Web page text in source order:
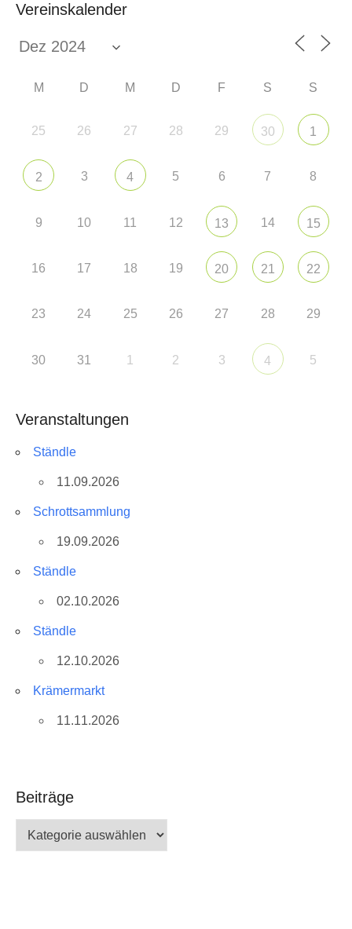
Vereinskalender
M D M D F S S
25 26 27 28 29 30 1
2 3 4 5 6 7 8
9 10 11 12 13 14 15
16 17 18 19 20 21 22
23 24 25 26 27 28 29
30 31 1 2 3 4 5
Veranstaltungen
Ständle
11.09.2026
Schrottsammlung
19.09.2026
Ständle
02.10.2026
Ständle
12.10.2026
Krämermarkt
11.11.2026
Beiträge
Beiträge